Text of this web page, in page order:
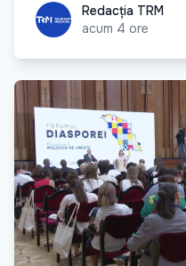
Redacția TRM
Redacția TRM
acum 4 ore